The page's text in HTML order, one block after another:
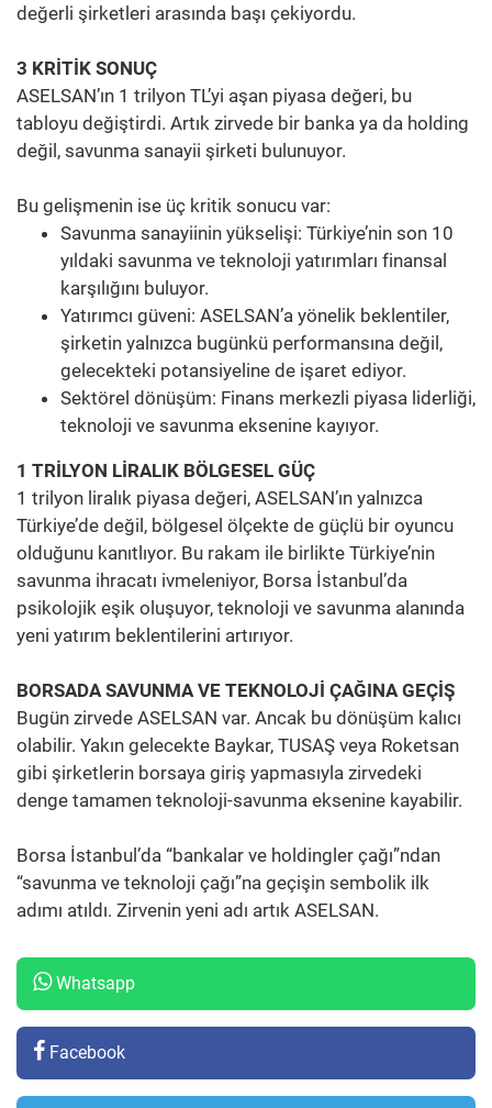
değerli şirketleri arasında başı çekiyordu.
3 KRİTİK SONUÇ
ASELSAN’ın 1 trilyon TL’yi aşan piyasa değeri, bu
tabloyu değiştirdi. Artık zirvede bir banka ya da holding
değil, savunma sanayii şirketi bulunuyor.
Bu gelişmenin ise üç kritik sonucu var:
Savunma sanayiinin yükselişi: Türkiye’nin son 10
yıldaki savunma ve teknoloji yatırımları finansal
karşılığını buluyor.
Yatırımcı güveni: ASELSAN’a yönelik beklentiler,
şirketin yalnızca bugünkü performansına değil,
gelecekteki potansiyeline de işaret ediyor.
Sektörel dönüşüm: Finans merkezli piyasa liderliği,
teknoloji ve savunma eksenine kayıyor.
1 TRİLYON LİRALIK BÖLGESEL GÜÇ
1 trilyon liralık piyasa değeri, ASELSAN’ın yalnızca
Türkiye’de değil, bölgesel ölçekte de güçlü bir oyuncu
olduğunu kanıtlıyor. Bu rakam ile birlikte Türkiye’nin
savunma ihracatı ivmeleniyor, Borsa İstanbul’da
psikolojik eşik oluşuyor, teknoloji ve savunma alanında
yeni yatırım beklentilerini artırıyor.
BORSADA SAVUNMA VE TEKNOLOJİ ÇAĞINA GEÇİŞ
Bugün zirvede ASELSAN var. Ancak bu dönüşüm kalıcı
olabilir. Yakın gelecekte Baykar, TUSAŞ veya Roketsan
gibi şirketlerin borsaya giriş yapmasıyla zirvedeki
denge tamamen teknoloji-savunma eksenine kayabilir.
Borsa İstanbul’da “bankalar ve holdingler çağı”ndan
“savunma ve teknoloji çağı”na geçişin sembolik ilk
adımı atıldı. Zirvenin yeni adı artık ASELSAN.
Whatsapp
Facebook